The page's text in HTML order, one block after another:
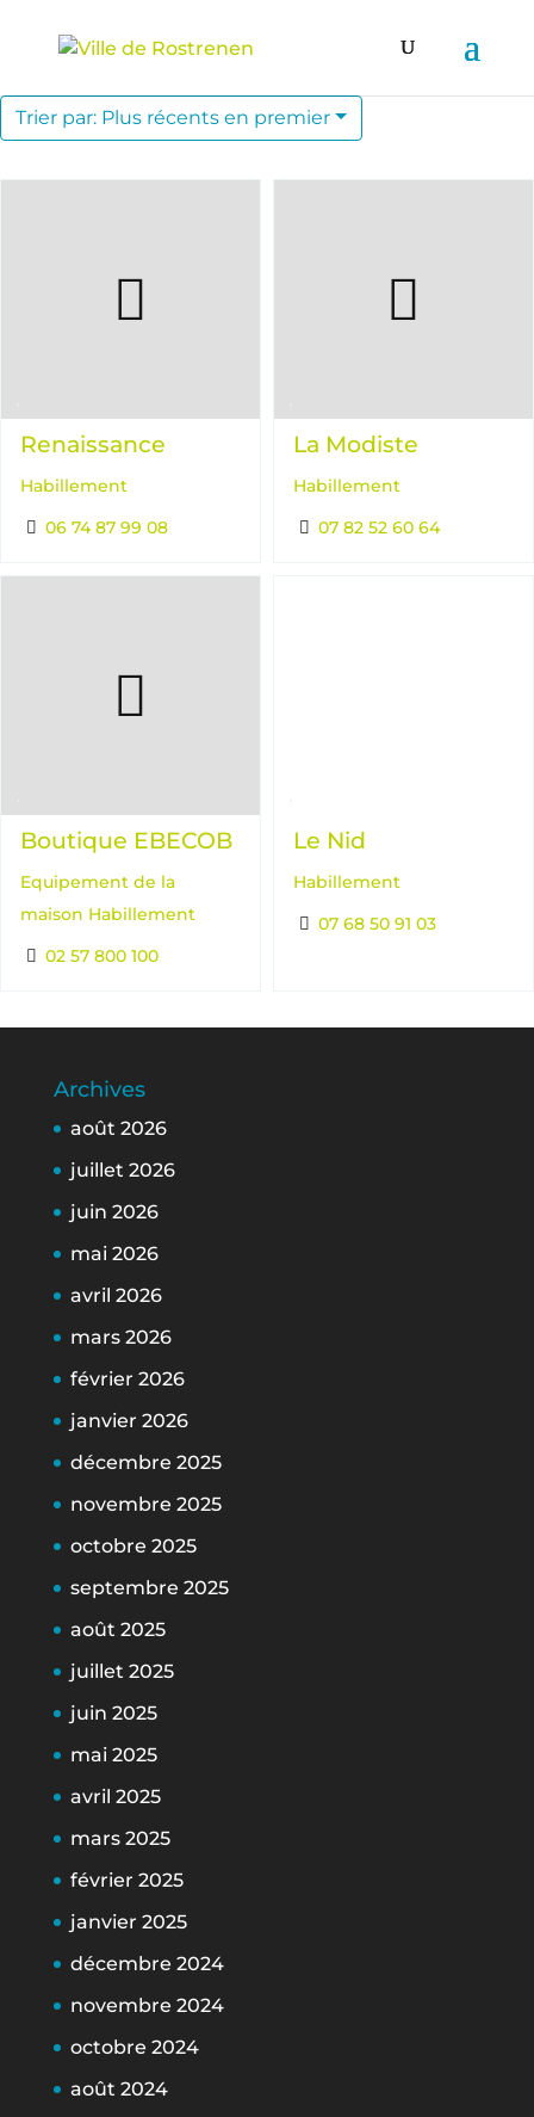
Trier par: Plus récents en premier
Renaissance
Habillement
06 74 87 99 08
La Modiste
Habillement
07 82 52 60 64
Boutique EBECOB
Equipement de la
maison Habillement
02 57 800 100
Le Nid
Habillement
07 68 50 91 03
Archives
août 2026
juillet 2026
juin 2026
mai 2026
avril 2026
mars 2026
février 2026
janvier 2026
décembre 2025
novembre 2025
octobre 2025
septembre 2025
août 2025
juillet 2025
juin 2025
mai 2025
avril 2025
mars 2025
février 2025
janvier 2025
décembre 2024
novembre 2024
octobre 2024
août 2024